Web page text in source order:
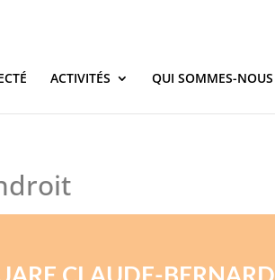
ACTIVITÉS QUI SOMMES-NOUS